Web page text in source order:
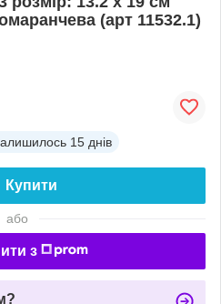
(арт 11532.1)
15 днів
Купити
або
з